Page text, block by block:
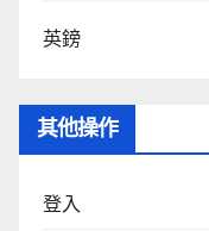
英鎊
其他操作
登入